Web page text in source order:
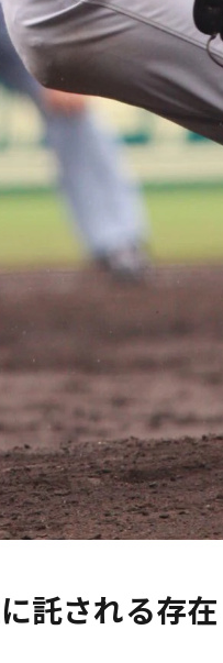
託される存在